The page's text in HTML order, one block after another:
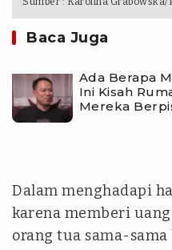
Baca Juga
Ada Berapa
Ini Kisah
Mereka
Dalam menghadapi
karena memberi
orang tua sama-